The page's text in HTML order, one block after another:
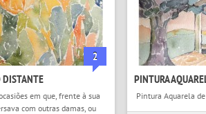
2
DISTANTE
em que, frente à sua
com outras damas, ou
PINTURA
Pintura Aquarela